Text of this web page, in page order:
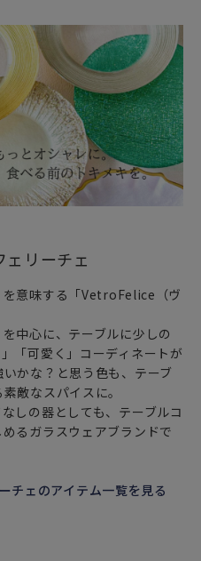
リーチェ
を意味する「VetroFelice（ヴ
中心に、テーブルに少しの
「可愛く」コーディネートが
かな？と思う色も、テーブ
敵なスパイスに。
しの器としても、テーブルコ
るガラスウェアブランドで
ェのアイテム一覧を見る